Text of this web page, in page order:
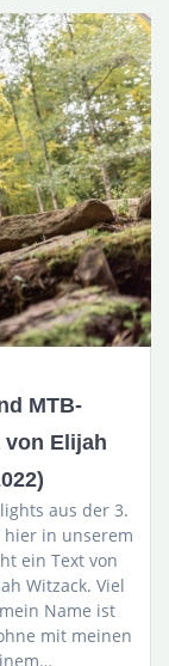
MTB-
Elijah
aus der 3.
hier in unserem
ein Text von
Witzack. Viel
Name ist
mit meinen